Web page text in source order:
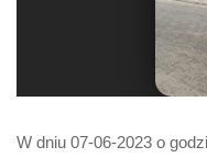
W dniu 07-06-2023 o